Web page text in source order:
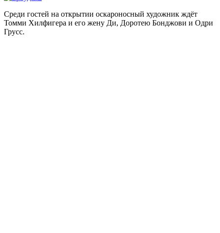
Среди гостей на открытии оскароносный художник ждёт
Томми Хилфигера и его жену Ди, Доротею Бонджови и Одри
Грусс.